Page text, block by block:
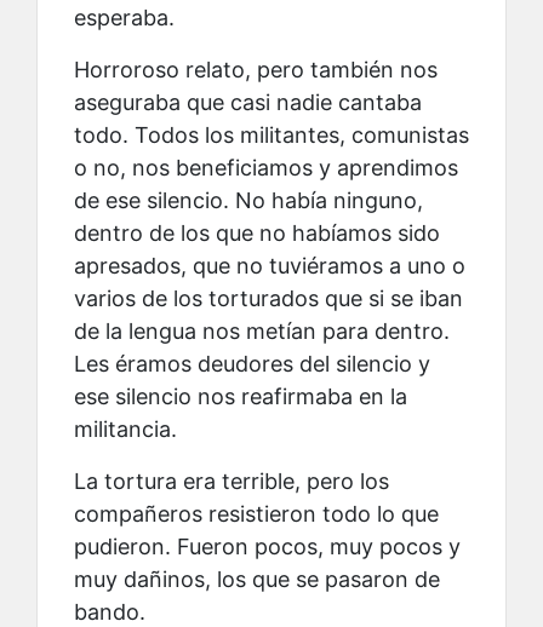
esperaba.
Horroroso relato, pero también nos
aseguraba que casi nadie cantaba
todo. Todos los militantes, comunistas
o no, nos beneficiamos y aprendimos
de ese silencio. No había ninguno,
dentro de los que no habíamos sido
apresados, que no tuviéramos a uno o
varios de los torturados que si se iban
de la lengua nos metían para dentro.
Les éramos deudores del silencio y
ese silencio nos reafirmaba en la
militancia.
La tortura era terrible, pero los
compañeros resistieron todo lo que
pudieron. Fueron pocos, muy pocos y
muy dañinos, los que se pasaron de
bando.